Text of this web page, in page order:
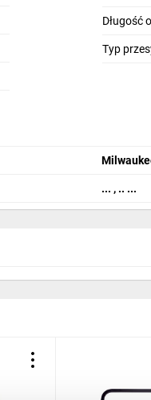
Długość
Typ
... , .. ...